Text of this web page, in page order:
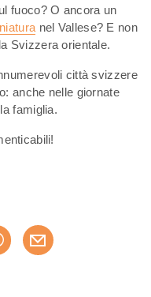
fuoco? O ancora un
nel Vallese? E non
Svizzera orientale.
città svizzere
anche nelle giornate
famiglia.
ora